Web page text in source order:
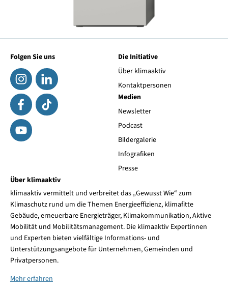
Folgen Sie uns
Die Initiative
Über klimaaktiv
Kontaktpersonen
Medien
Newsletter
Podcast
Bildergalerie
Infografiken
Presse
Über klimaaktiv
klimaaktiv vermittelt und verbreitet das „Gewusst Wie“ zum
Klimaschutz rund um die Themen Energieeffizienz, klimafitte
Gebäude, erneuerbare Energieträger, Klimakommunikation, Aktive
Mobilität und Mobilitätsmanagement. Die klimaaktiv Expertinnen
und Experten bieten vielfältige Informations- und
Unterstützungsangebote für Unternehmen, Gemeinden und
Privatpersonen.
Mehr erfahren